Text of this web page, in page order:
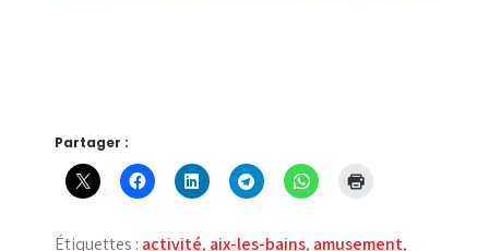
Partager :
Étiquettes : activité, aix-les-bains, amusement,